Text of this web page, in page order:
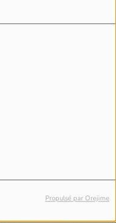
Propulsé par Orejime
à Châtillon